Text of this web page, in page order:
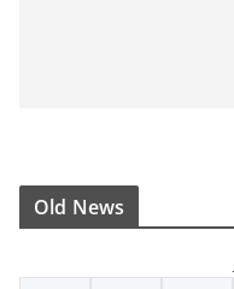
Old News